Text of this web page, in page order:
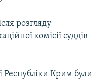
розгляду
комісії суддів
Республіки Крим були